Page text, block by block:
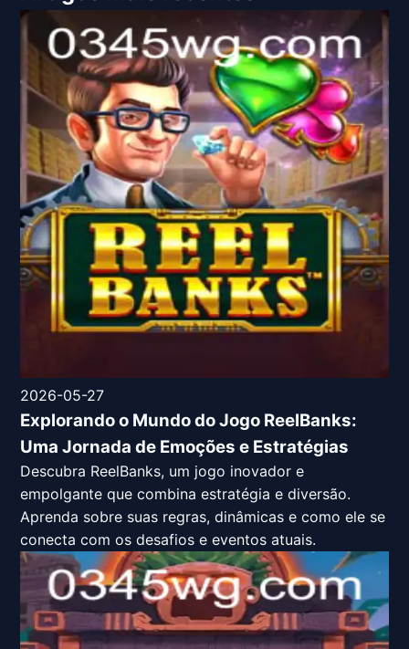
2026-05-27
Explorando o Mundo do Jogo ReelBanks:
Uma Jornada de Emoções e Estratégias
Descubra ReelBanks, um jogo inovador e
empolgante que combina estratégia e diversão.
Aprenda sobre suas regras, dinâmicas e como ele se
conecta com os desafios e eventos atuais.